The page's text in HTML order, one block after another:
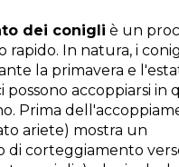
dei conigli è un
rapido. In natura, i
la primavera e
accoppiarsi in
Prima
ariete) mostra un
di corteggiamento